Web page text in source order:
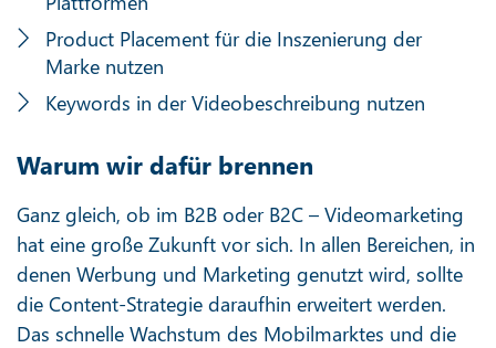
Product Placement für die Inszenierung der
Marke nutzen
Keywords in der Videobeschreibung nutzen
Warum wir dafür brennen
Ganz gleich, ob im B2B oder B2C – Videomarketing
hat eine große Zukunft vor sich. In allen Bereichen, in
denen Werbung und Marketing genutzt wird, sollte
die Content-Strategie daraufhin erweitert werden.
Das schnelle Wachstum des Mobilmarktes und die